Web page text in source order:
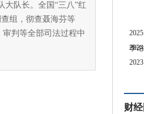
大队长。全国“三八”红
组，彻查聂海芬等
审判等全部司法过程中
季
财